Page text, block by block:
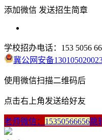
添加微信 发送招生简章
学校招办电话：153 5056
冀公网安备
使用微信扫描二维码后
点击右上角发送给好友
老师微信： 15350566656跳